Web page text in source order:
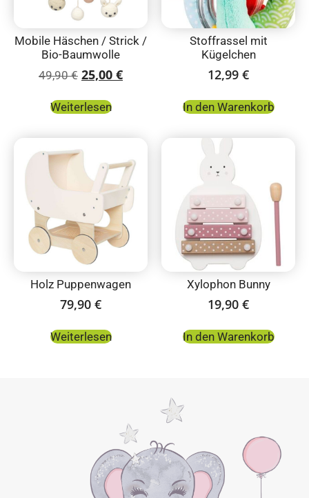
Mobile Häschen / Strick /
Bio-Baumwolle
49,90€ 25,00 €
Weiterlesen
Stoffrassel mit
Kügelchen
12,99 €
In den Warenkorb
Holz Puppenwagen
79,90 €
Weiterlesen
Xylophon Bunny
19,90 €
In den Warenkorb